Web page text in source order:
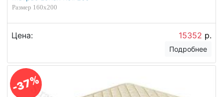
Размер 160х200
Цена: 15352 р.
Подробнее
-37%